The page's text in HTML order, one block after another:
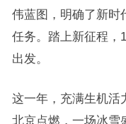
伟蓝图，明确了新时
任务。踏上新征程，
出发。
这一年，充满生机活
北京点燃，一场冰雪